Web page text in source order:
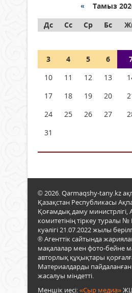
« Тамыз
Дс
Сс Ср Бс
3
4 5 6
10
11 12 13
17
18 19 20
24
25 26 27
31
© 2026. Qarmaqshy-tany.kz
Қазақстан Республикасы
Қоғамдық даму министрлігі,
комитетінің тіркеу туралы №
куәлігі 21.07.2022 жылы
® Агенттік сайтында
мақалалар мен фото-бейне
авторлық құқықтары
Материалдарды пайдаланған
жасалуы міндетті.
Меншік иесі:«Сыр медиа»